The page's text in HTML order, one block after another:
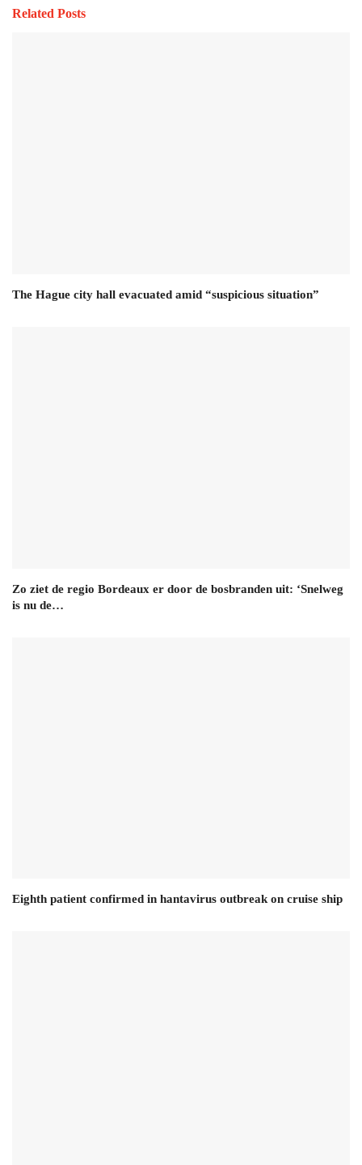
Related Posts
The Hague city hall evacuated amid “suspicious situation”
Zo ziet de regio Bordeaux er door de bosbranden uit: ‘Snelweg
is nu de…
Eighth patient confirmed in hantavirus outbreak on cruise ship